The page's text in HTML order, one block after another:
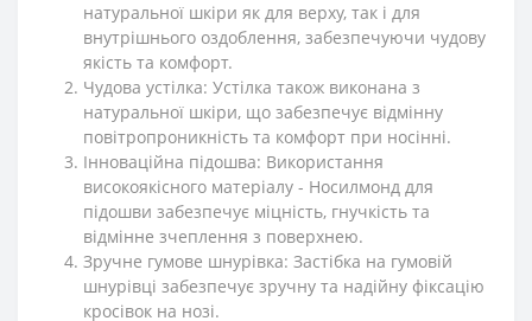
натуральної шкіри як для верху, так і для
внутрішнього оздоблення, забезпечуючи чудову
якість та комфорт.
Чудова устілка: Устілка також виконана з
натуральної шкіри, що забезпечує відмінну
повітропроникність та комфорт при носінні.
Інноваційна підошва: Використання
високоякісного матеріалу - Носилмонд для
підошви забезпечує міцність, гнучкість та
відмінне зчеплення з поверхнею.
Зручне гумове шнурівка: Застібка на гумовій
шнурівці забезпечує зручну та надійну фіксацію
кросівок на нозі.